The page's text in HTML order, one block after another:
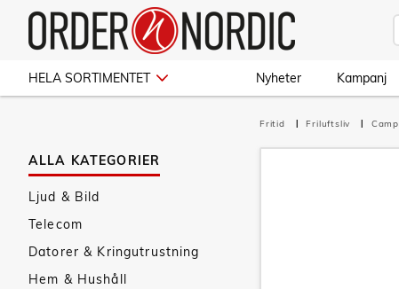
HELA SORTIMENTET Nyheter Kampanj
ALLA KATEGORIER
Ljud & Bild
Telecom
Datorer & Kringutrustning
Hem & Hushåll
Fritid Friluftsliv